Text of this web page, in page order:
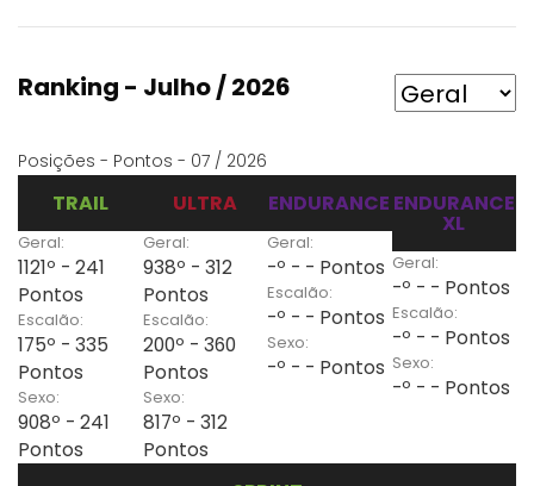
Ranking - Julho / 2026
Posições - Pontos - 07 / 2026
TRAIL
Geral:
1121º - 241
Pontos
Escalão:
175º - 335
Pontos
Sexo:
908º - 241
Pontos
ULTRA
Geral:
938º - 312
Pontos
Escalão:
200º - 360
Pontos
Sexo:
817º - 312
Pontos
ENDURANCE
Geral:
-º - - Pontos
Escalão:
-º - - Pontos
Sexo:
-º - - Pontos
ENDURANCE
XL
Geral:
-º - - Pontos
Escalão:
-º - - Pontos
Sexo:
-º - - Pontos